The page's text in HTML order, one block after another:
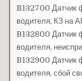
B132700 Датчик
водителя, КЗ на
B132800 Датчик
водителя,
B132900 Датчик
водителя, сбой